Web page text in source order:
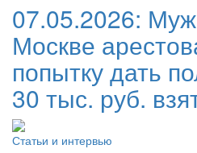
07.05.2026:
Москве
попытку дать
30 тыс. руб.
Статьи и интервью